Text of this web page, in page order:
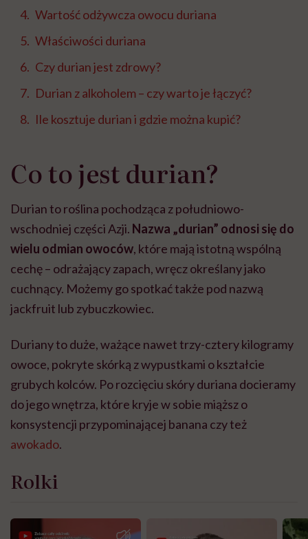
Wartość odżywcza owocu duriana
Właściwości duriana
Czy durian jest zdrowy?
Durian z alkoholem – czy warto je łączyć?
Ile kosztuje durian i gdzie można kupić?
Co to jest durian?
Durian to roślina pochodząca z południowo-
wschodniej części Azji. Nazwa „durian” odnosi się do
wielu odmian owoców, które mają istotną wspólną
cechę – odrażający zapach, wręcz określany jako
cuchnący. Możemy go spotkać także pod nazwą
jackfruit lub zybuczkowiec.
Duriany to duże, ważące nawet trzy-cztery kilogramy
owoce, pokryte skórką z wypustkami o kształcie
grubych kolców. Po rozcięciu skóry duriana docieramy
do jego wnętrza, które kryje w sobie miąższ o
konsystencji przypominającej banana czy też
awokado.
Rolki